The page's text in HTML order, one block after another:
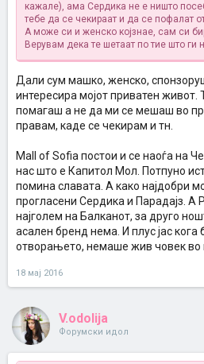
кажале), ама Сердика не е ништо
тебе да се чекираат и да се пофалат
А може си и женско којзнае, сам си
Верувам дека те шетаат по тие што ги
Дали сум машко, женско,
интересира мојот приватен
помагаш а не да ми се мешаш во
правам, каде се чекирам и тн.
Mall of Sofia постои и се наоѓа на
нас што е Капитол Мол. Потпуно
помина славата. А како најдобри
прогласени Сердика и Парадајз. А
најголем на Балканот, за друго
асален бренд нема. И плус јас кога
отворањето, немаше жив човек во
18 мај 2016
V.odolija
Форумски идол